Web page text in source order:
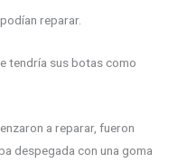
reparar.
tendría sus botas como
a reparar, fueron
despegada con una goma